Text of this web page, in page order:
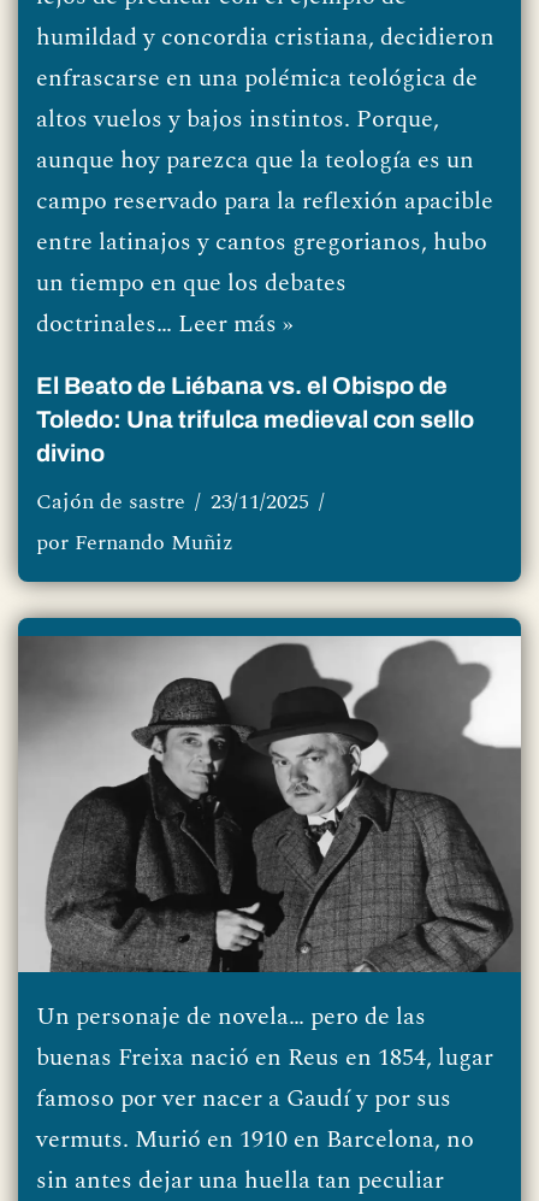
humildad y concordia cristiana, decidieron
enfrascarse en una polémica teológica de
altos vuelos y bajos instintos. Porque,
aunque hoy parezca que la teología es un
campo reservado para la reflexión apacible
entre latinajos y cantos gregorianos, hubo
un tiempo en que los debates
doctrinales… Leer más »
El Beato de Liébana vs. el Obispo de
Toledo: Una trifulca medieval con sello
divino
Cajón de sastre
23/11/2025
por Fernando Muñiz
Un personaje de novela… pero de las
buenas Freixa nació en Reus en 1854, lugar
famoso por ver nacer a Gaudí y por sus
vermuts. Murió en 1910 en Barcelona, no
sin antes dejar una huella tan peculiar